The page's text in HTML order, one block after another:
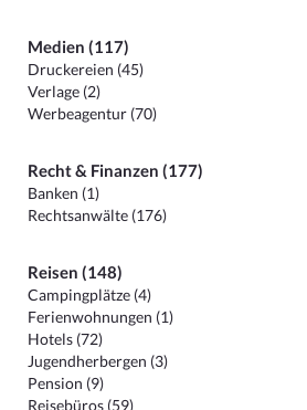
Medien (117)
Druckereien (45)
Verlage (2)
Werbeagentur (70)
Recht & Finanzen (177)
Banken (1)
Rechtsanwälte (176)
Reisen (148)
Campingplätze (4)
Ferienwohnungen (1)
Hotels (72)
Jugendherbergen (3)
Pension (9)
Reisebüros (59)